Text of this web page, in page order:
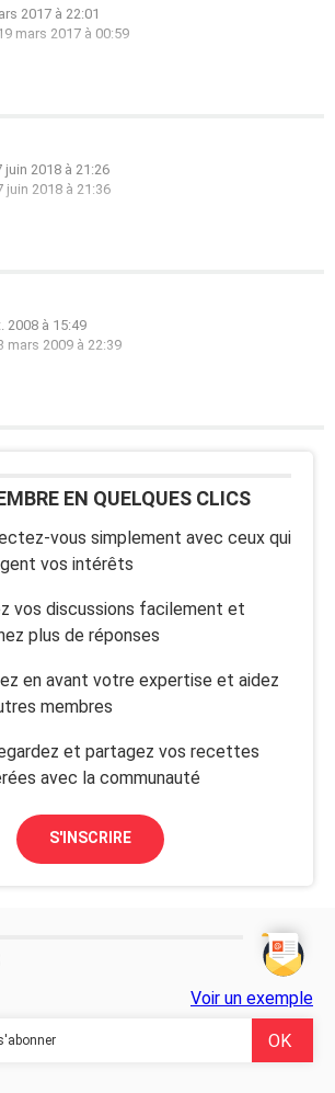
2017 à 22:01
mars 2017 à 00:59
juin 2018 à 21:26
juin 2018 à 21:36
2008 à 15:49
mars 2009 à 22:39
EN QUELQUES CLICS
vous simplement avec ceux qui
vos intérêts
vos discussions facilement et
plus de réponses
en avant votre expertise et aidez
membres
et partagez vos recettes
avec la communauté
S'INSCRIRE
Voir un exemple